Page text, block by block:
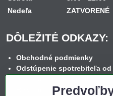
Nedeľa
ZATVORENÉ
DÔLEŽITÉ ODKAZY:
Obchodné podmienky
Odstúpenie spotrebiteľa od
Reklamačný formulár